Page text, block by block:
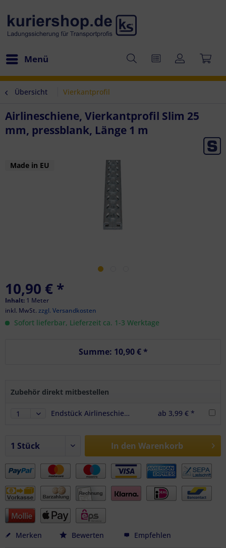
Menü
Übersicht Vierkantprofil
Airlineschiene, Vierkantprofil Slim 25
mm, pressblank, Länge 1 m
Made in EU
10,90 € *
Inhalt: 1 Meter
inkl. MwSt. zzgl. Versandkosten
Sofort lieferbar, Lieferzeit ca. 1-3 Werktage
Summe: 10,90 €*
Zubehör direkt mitbestellen
Endstück Airlineschiene Vierkantprofil Slim 25 mm, schwarz ab 3,99 € *
In den Warenkorb
Merken Bewerten Empfehlen